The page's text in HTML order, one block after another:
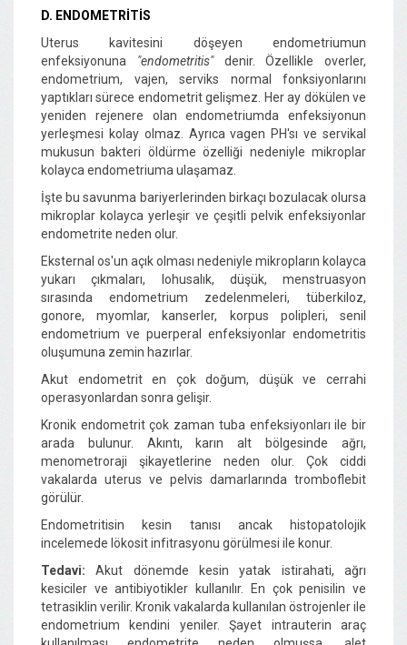
D. ENDOMETRİTİS
Uterus kavitesini döşeyen endometriumun
enfeksiyonuna "endometritis"denir. Özellikle overler,
endometrium, vajen, serviks normal fonksiyonlarını
yaptıkları sürece endometrit gelişmez. Her ay dökülen ve
yeniden rejenere olan endometriumda enfeksiyonun
yerleşmesi kolay olmaz. Ayrıca vagen PH'sı ve servikal
mukusun bakteri öldürme özelliği nedeniyle mikroplar
kolayca endometriuma ulaşamaz.
İşte bu savunma bariyerlerinden birkaçı bozulacak olursa
mikroplar kolayca yerleşir ve çeşitli pelvik enfeksiyonlar
endometrite neden olur.
Eksternal os'un açık olması nedeniyle mikropların kolayca
yukarı çıkmaları, lohusalık, düşük, menstruasyon
sırasında endometrium zedelenmeleri, tüberkiloz,
gonore, myomlar, kanserler, korpus polipleri, senil
endometrium ve puerperal enfeksiyonlar endometritis
oluşumuna zemin hazırlar.
Akut endometrit en çok doğum, düşük ve cerrahi
operasyonlardan sonra gelişir.
Kronik endometrit çok zaman tuba enfeksiyonları ile bir
arada bulunur. Akıntı, karın alt bölgesinde ağrı,
menometroraji şikayetlerine neden olur. Çok ciddi
vakalarda uterus ve pelvis damarlarında tromboflebit
görülür.
Endometritisin kesin tanısı ancak histopatolojik
incelemede lökosit infitrasyonu görülmesi ile konur.
Tedavi: Akut dönemde kesin yatak istirahati, ağrı
kesiciler ve antibiyotikler kullanılır. En çok penisilin ve
tetrasiklin verilir. Kronik vakalarda kullanılan östrojenler ile
endometrium kendini yeniler. Şayet intrauterin araç